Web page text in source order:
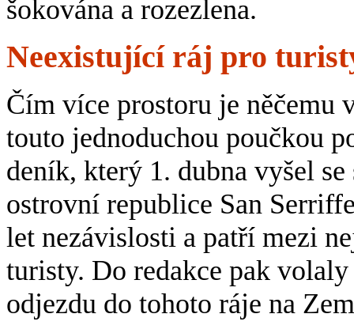
šokována a rozezlena.
Neexistující ráj pro
Čím více prostoru je něčemu
touto jednoduchou poučkou
deník, který 1. dubna vyšel
ostrovní republice San
let nezávislosti a patří mezi
turisty. Do redakce pak
odjezdu do tohoto ráje na